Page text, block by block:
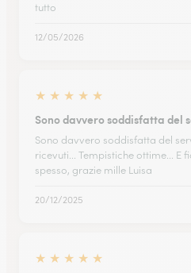
tutto
12/05/2026
★ ★ ★ ★ ★
Sono davvero soddisfatta del
Sono davvero soddisfatta del
ricevuti... Tempistiche ottime... E
spesso, grazie mille Luisa
20/12/2025
★ ★ ★ ★ ★